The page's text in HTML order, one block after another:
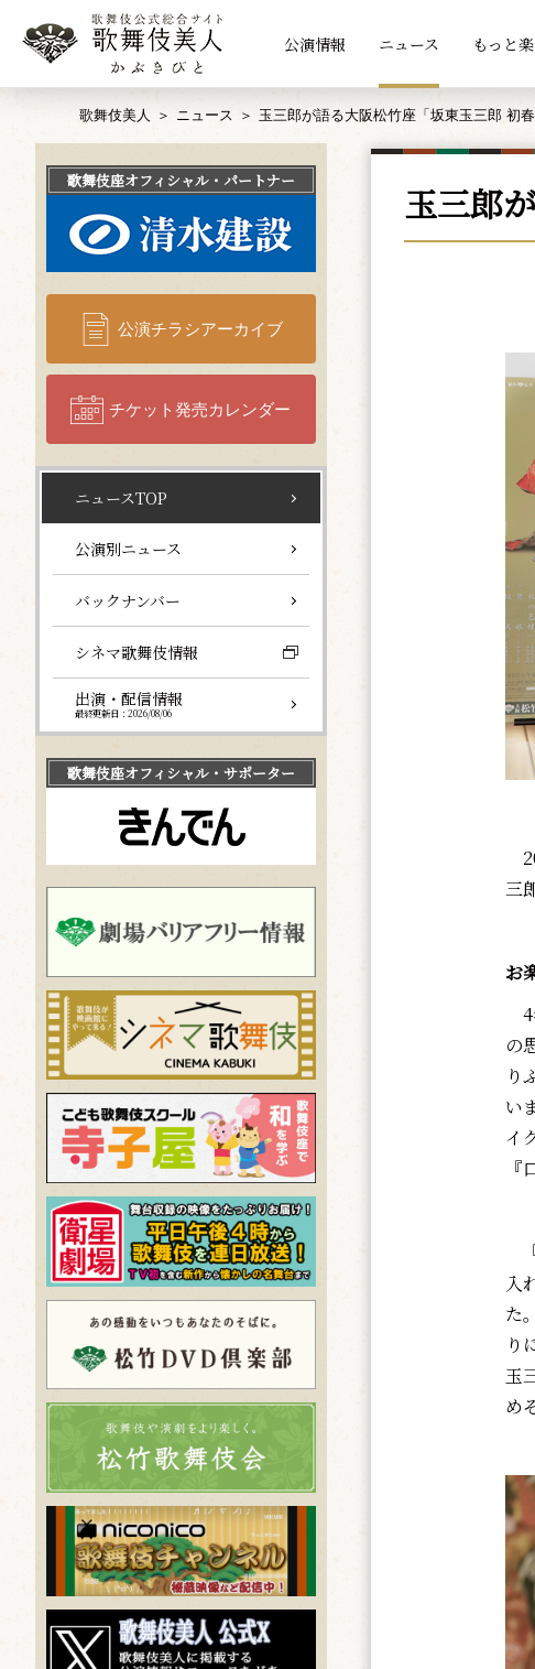
公演情報 ニュース もっと
歌舞伎美人 ニュース 玉三郎が語る大阪松竹座「坂東玉三郎 初春
玉三郎
三
お
4
の
り
い
イ
入
た
り
玉
め
歌舞伎座オフィシャル・パートナー
公演チラシアーカイブ
チケット発売カレンダー
ニュースTOP
公演別ニュース
バックナンバー
シネマ歌舞伎情報
出演・配信情報
最終更新日：2026/08/06
歌舞伎座オフィシャル・サポーター